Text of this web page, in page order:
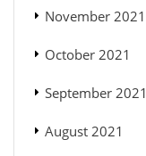
November 2021
October 2021
September 2021
August 2021